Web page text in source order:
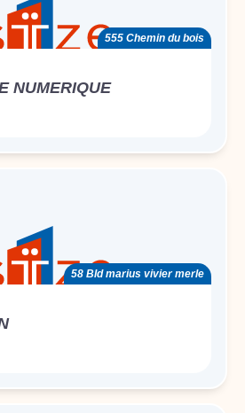
555 Chemin du bois
NUMERIQUE
58 Bld marius vivier merle